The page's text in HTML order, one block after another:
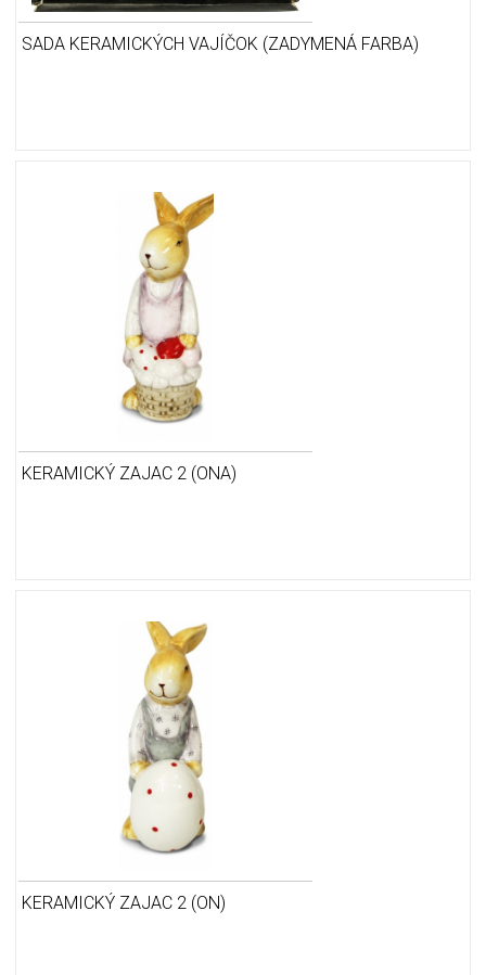
SADA KERAMICKÝCH VAJÍČOK (ZADYMENÁ FARBA)
KERAMICKÝ ZAJAC 2 (ONA)
KERAMICKÝ ZAJAC 2 (ON)